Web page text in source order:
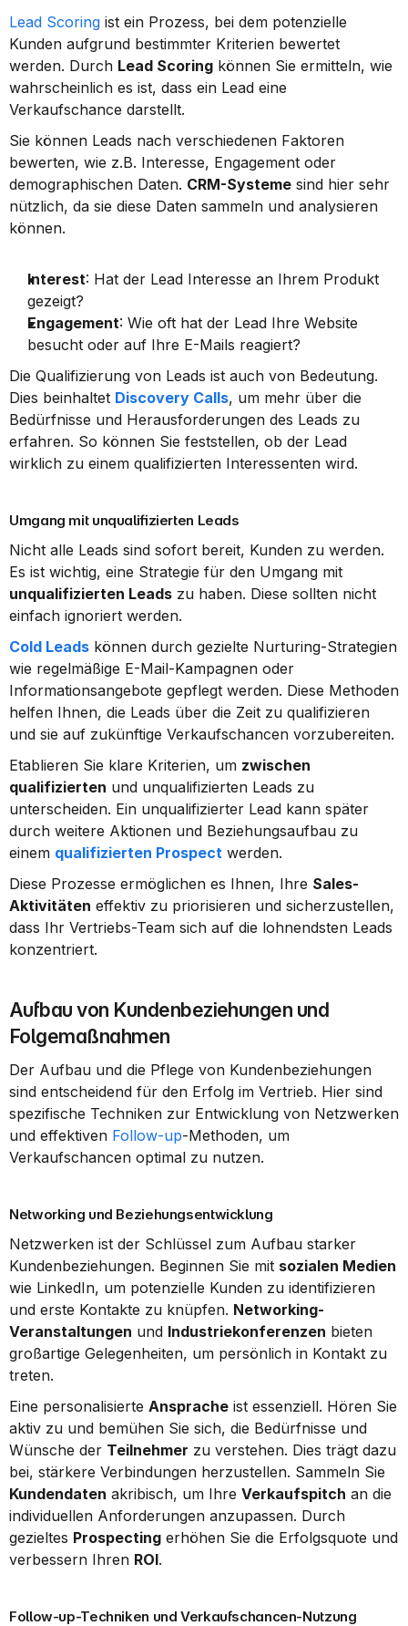
Lead Scoring ist ein Prozess, bei dem potenzielle
Kunden aufgrund bestimmter Kriterien bewertet
werden. Durch Lead Scoring können Sie ermitteln, wie
wahrscheinlich es ist, dass ein Lead eine
Verkaufschance darstellt.
Sie können Leads nach verschiedenen Faktoren
bewerten, wie z.B. Interesse, Engagement oder
demographischen Daten. CRM-Systeme sind hier sehr
nützlich, da sie diese Daten sammeln und analysieren
können.
Interest: Hat der Lead Interesse an Ihrem Produkt
gezeigt?
Engagement: Wie oft hat der Lead Ihre Website
besucht oder auf Ihre E-Mails reagiert?
Die Qualifizierung von Leads ist auch von Bedeutung.
Dies beinhaltet Discovery Calls, um mehr über die
Bedürfnisse und Herausforderungen des Leads zu
erfahren. So können Sie feststellen, ob der Lead
wirklich zu einem qualifizierten Interessenten wird.
Umgang mit unqualifizierten Leads
Nicht alle Leads sind sofort bereit, Kunden zu werden.
unqualifizierten Leads zu haben. Diese sollten nicht
einfach ignoriert werden.
Cold Leads können durch gezielte Nurturing-Strategien
wie regelmäßige E-Mail-Kampagnen oder
Informationsangebote gepflegt werden. Diese Methoden
helfen Ihnen, die Leads über die Zeit zu qualifizieren
und sie auf zukünftige Verkaufschancen vorzubereiten.
Etablieren Sie klare Kriterien, um zwischen
qualifizierten und unqualifizierten Leads zu
unterscheiden. Ein unqualifizierter Lead kann später
durch weitere Aktionen und Beziehungsaufbau zu
einem qualifizierten Prospect werden.
Diese Prozesse ermöglichen es Ihnen, Ihre Sales-
Aktivitäten effektiv zu priorisieren und sicherzustellen,
dass Ihr Vertriebs-Team sich auf die lohnendsten Leads
konzentriert.
Aufbau von Kundenbeziehungen und
Folgemaßnahmen
Der Aufbau und die Pflege von Kundenbeziehungen
sind entscheidend für den Erfolg im Vertrieb. Hier sind
spezifische Techniken zur Entwicklung von Netzwerken
und effektiven Follow-up-Methoden, um
Verkaufschancen optimal zu nutzen.
Networking und Beziehungsentwicklung
Netzwerken ist der Schlüssel zum Aufbau starker
Kundenbeziehungen. Beginnen Sie mit sozialen Medien
wie LinkedIn, um potenzielle Kunden zu identifizieren
und erste Kontakte zu knüpfen. Networking-
Veranstaltungen und Industriekonferenzen bieten
großartige Gelegenheiten, um persönlich in Kontakt zu
treten.
Eine personalisierte Ansprache ist essenziell. Hören Sie
aktiv zu und bemühen Sie sich, die Bedürfnisse und
Wünsche der Teilnehmer zu verstehen. Dies trägt dazu
Kundendaten akribisch, um Ihre Verkaufspitch an die
individuellen Anforderungen anzupassen. Durch
gezieltes Prospecting erhöhen Sie die Erfolgsquote und
verbessern Ihren ROI.
Follow-up-Techniken und Verkaufschancen-Nutzung